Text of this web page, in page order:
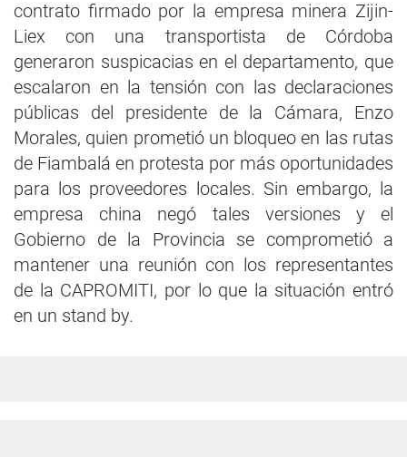
contrato firmado por la empresa minera Zijin-
Liex con una transportista de Córdoba
generaron suspicacias en el departamento, que
escalaron en la tensión con las declaraciones
públicas del presidente de la Cámara, Enzo
Morales, quien prometió un bloqueo en las rutas
de Fiambalá en protesta por más oportunidades
para los proveedores locales. Sin embargo, la
empresa china negó tales versiones y el
Gobierno de la Provincia se comprometió a
mantener una reunión con los representantes
de la CAPROMITI, por lo que la situación entró
en un stand by.